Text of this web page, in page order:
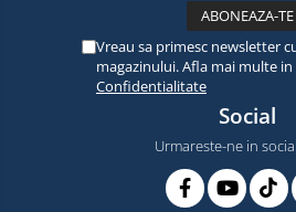
Vreau sa primesc newsletter
magazinului. Afla mai multe in
Confidentialitate
Social
Urmareste-ne in